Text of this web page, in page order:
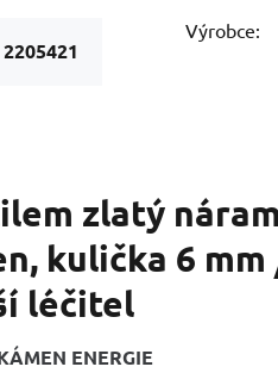
2205421
Výrobce:
zlatý
kulička 6 mm
léčitel
ENERGIE